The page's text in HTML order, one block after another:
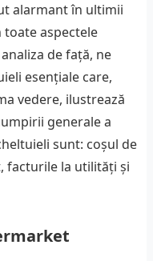
alarmant în ultimii
toate aspectele
de față, ne
esențiale care,
vedere, ilustrează
generale a
sunt: coșul de
facturile la utilități și